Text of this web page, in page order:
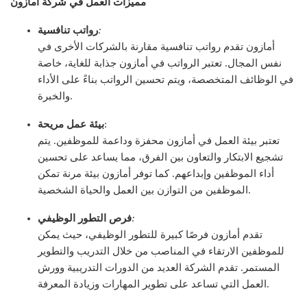
رواتب تنافسية:
أمازون تقدم رواتب تنافسية مقارنة بالشركات الأخرى في
نفس المجال. تعتبر الرواتب في أمازون جذابة للغاية، خاصة
في الوظائف المتخصصة، ويتم تحسين الرواتب بناءً على الأداء
والخبرة.
بيئة عمل مريحة:
تعتبر بيئة العمل في أمازون محفزة وداعمة للموظفين. يتم
تشجيع الابتكار والتعاون بين الفرق، مما يساعد على تحسين
أداء الموظفين وإبداعهم. كما توفر أمازون بيئة مرنة تمكن
الموظفين من التوازن بين العمل والحياة الشخصية.
فرص التطور الوظيفي:
تقدم أمازون فرصًا كبيرة للتطور الوظيفي، حيث يمكن
للموظفين الارتقاء في المناصب من خلال التدريب والتطوير
المستمر. تقدم الشركة العديد من الدورات التدريبية وورش
العمل التي تساعد على تطوير المهارات وزيادة المعرفة.